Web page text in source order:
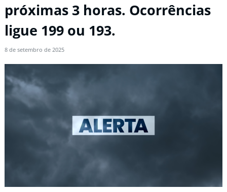
próximas 3 horas. Ocorrências
ligue 199 ou 193.
8 de setembro de 2025